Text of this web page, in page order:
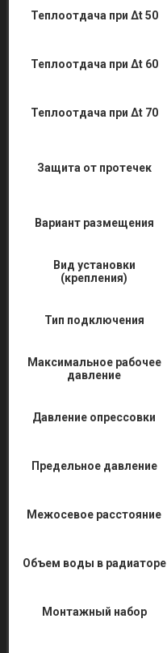
Теплоотдача при Δt 50
Теплоотдача при Δt 60
Теплоотдача при Δt 70
Защита от протечек
Вариант размещения
Вид установки
(крепления)
Тип подключения
Максимальное рабочее
давление
Давление опрессовки
Предельное давление
Межосевое расстояние
Объем воды в радиаторе
Монтажный набор